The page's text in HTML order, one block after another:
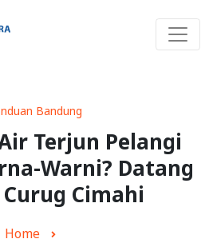
Bandung
Terjun Pelangi
Warni? Datang
Cimahi
Home